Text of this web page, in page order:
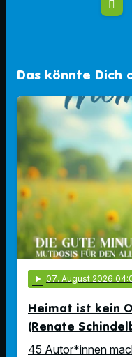
Das könnte Dich
play_arrow 07. August 2026
Heimat ist kein
(Renate
45 Autor*innen